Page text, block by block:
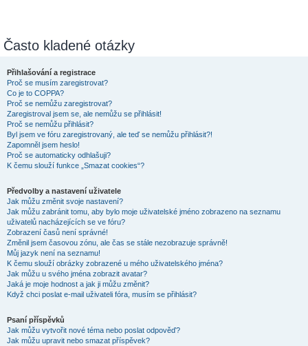
Často kladené otázky
Přihlašování a registrace
Proč se musím zaregistrovat?
Co je to COPPA?
Proč se nemůžu zaregistrovat?
Zaregistroval jsem se, ale nemůžu se přihlásit!
Proč se nemůžu přihlásit?
Byl jsem ve fóru zaregistrovaný, ale teď se nemůžu přihlásit?!
Zapomněl jsem heslo!
Proč se automaticky odhlašuji?
K čemu slouží funkce „Smazat cookies“?
Předvolby a nastavení uživatele
Jak můžu změnit svoje nastavení?
Jak můžu zabránit tomu, aby bylo moje uživatelské jméno zobrazeno na seznamu
uživatelů nacházejících se ve fóru?
Zobrazení časů není správné!
Změnil jsem časovou zónu, ale čas se stále nezobrazuje správně!
Můj jazyk není na seznamu!
K čemu slouží obrázky zobrazené u mého uživatelského jména?
Jak můžu u svého jména zobrazit avatar?
Jaká je moje hodnost a jak ji můžu změnit?
Když chci poslat e-mail uživateli fóra, musím se přihlásit?
Psaní příspěvků
Jak můžu vytvořit nové téma nebo poslat odpověď?
Jak můžu upravit nebo smazat příspěvek?